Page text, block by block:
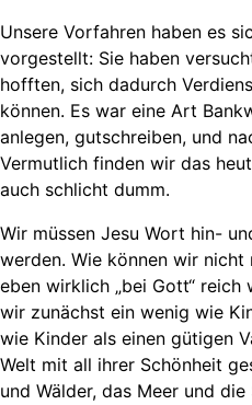
Unsere Vorfahren haben es
vorgestellt: Sie haben
hofften, sich dadurch
können. Es war eine Art
anlegen, gutschreiben, und
Vermutlich finden wir das
auch schlicht dumm.
Wir müssen Jesu Wort hin-
werden. Wie können wir nicht
eben wirklich „bei Gott“ reich
wir zunächst ein wenig wie
wie Kinder als einen gütigen
Welt mit all ihrer Schönheit
und Wälder, das Meer und